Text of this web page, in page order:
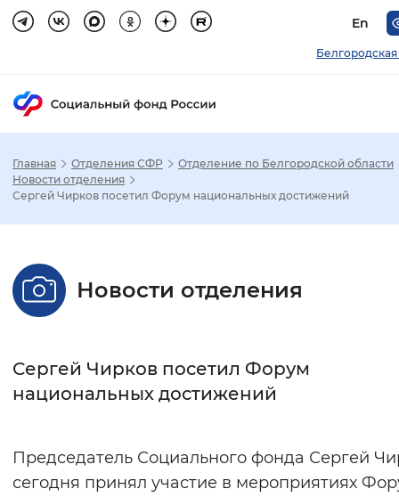
En
Белгородская
Настройка режима отображения
Стандартный Увеличенный
С засечками
Нормальный Увеличенный
Главная Отделения СФР
Отделение по Белгородской области
Новости отделения
Сергей Чирков посетил Форум национальных достижений
Новости отделения
Сергей Чирков посетил Форум
национальных достижений
Председатель Социального фонда Сергей
сегодня принял участие в мероприятиях